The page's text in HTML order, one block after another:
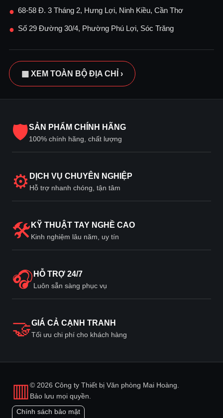
● 68-58 Đ. 3 Tháng 2, Hưng Lợi, Ninh Kiều, Cần Thơ
● Số 29 Đường 30/4, Phường Phú Lợi, Sóc Trăng
▦ XEM TOÀN BỘ ĐỊA CHỈ ›
🛡SẢN PHẨM CHÍNH HÃNG
100% chính hãng, chất lượng
⚙ DỊCH VỤ CHUYÊN NGHIỆP
Hỗ trợ nhanh chóng, tận tâm
🛠 KỸ THUẬT TAY NGHỀ CAO
Kinh nghiệm lâu năm, uy tín
🎧 HỖ TRỢ 24/7
Luôn sẵn sàng phục vụ
🤝GIÁ CẢ CẠNH TRANH
Tối ưu chi phí cho khách hàng
▥© 2026 Công ty Thiết bị Văn phòng Mai Hoàng.
Bảo lưu mọi quyền.
Chính sách bảo mật